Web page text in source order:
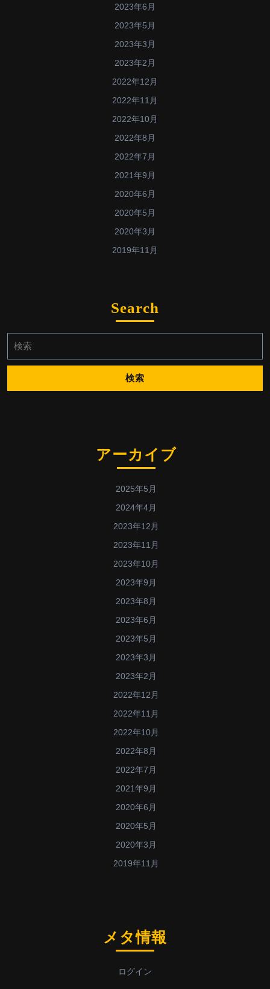
2023年6月
2023年5月
2023年3月
2023年2月
2022年12月
2022年11月
2022年10月
2022年8月
2022年7月
2021年9月
2020年6月
2020年5月
2020年3月
2019年11月
Search
索:
アーカイブ
2025年5月
2024年4月
2023年12月
2023年11月
2023年10月
2023年9月
2023年8月
2023年6月
2023年5月
2023年3月
2023年2月
2022年12月
2022年11月
2022年10月
2022年8月
2022年7月
2021年9月
2020年6月
2020年5月
2020年3月
2019年11月
メタ情報
ログイン